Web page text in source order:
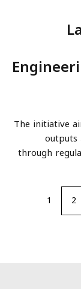
The initiative
outputs
through
1 2